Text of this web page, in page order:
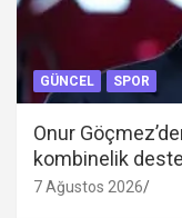
GÜNCEL SPOR
Onur
kombinelik
7 Ağustos 2026